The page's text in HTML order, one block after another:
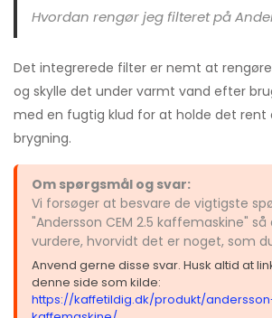
Hvordan rengør jeg filteret på
Det integrerede filter er nemt at
og skylle det under varmt vand efter
med en fugtig klud for at holde det
brygning.
Om spørgsmål og svar:
Vi forsøger at besvare de vigtigste
"Andersson CEM 2.5 kaffemaskine"
vurdere, hvorvidt det er noget, som
Anvend gerne disse svar. Husk altid at
denne side som kilde:
https://kaffetildig.dk/produkt/